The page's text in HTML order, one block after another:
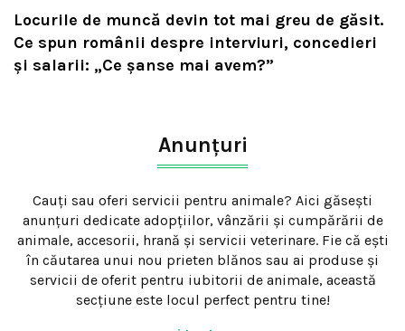
Locurile de muncă devin tot mai greu de găsit.
Ce spun românii despre interviuri, concedieri
și salarii: „Ce șanse mai avem?”
Anunțuri
Cauți sau oferi servicii pentru animale? Aici găsești
anunțuri dedicate adopțiilor, vânzării și cumpărării de
animale, accesorii, hrană și servicii veterinare. Fie că ești
în căutarea unui nou prieten blănos sau ai produse și
servicii de oferit pentru iubitorii de animale, această
secțiune este locul perfect pentru tine!